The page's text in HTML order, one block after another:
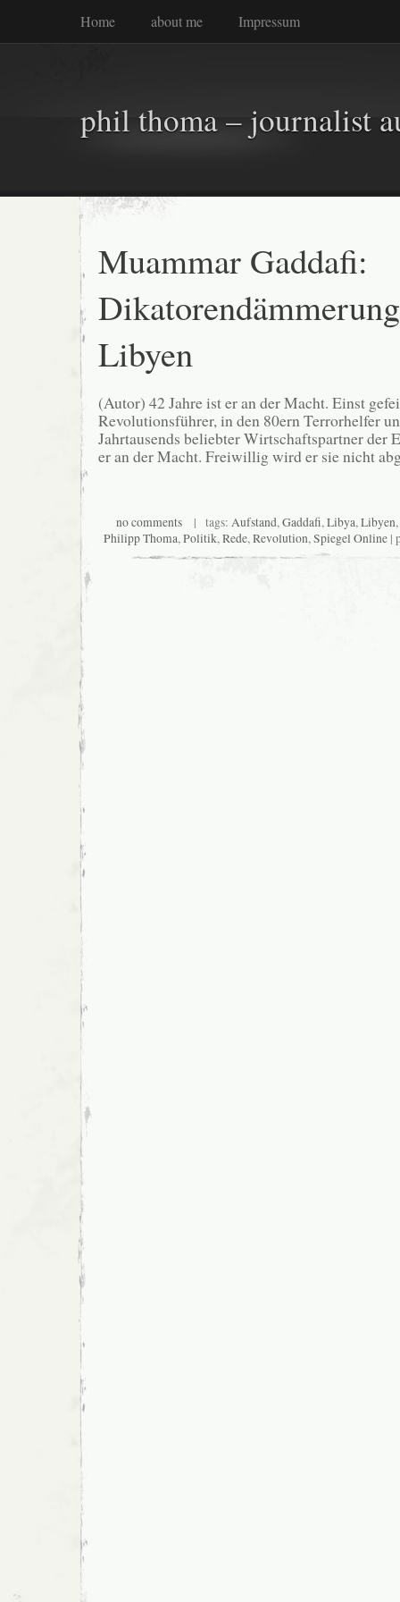
Home about me Impressum
phil thoma – journalist
Muammar Gaddafi:
Libyen
(Autor) 42 Jahre ist er an der Macht. Einst
Revolutionsführer, in den 80ern Terrorhelfer
Jahrtausends beliebter Wirtschaftspartner der
er an der Macht. Freiwillig wird er sie nicht
no comments | tags: Aufstand, Gaddafi, Libya, Libyen,
Philipp Thoma, Politik, Rede, Revolution, Spiegel Online|